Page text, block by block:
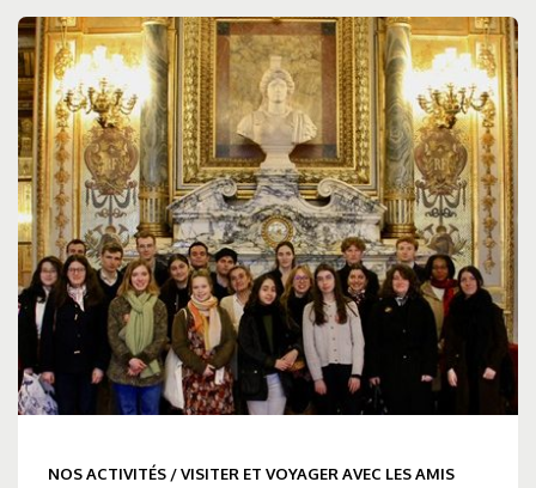
NOS ACTIVITÉS /VISITER ET VOYAGER AVEC LES AMIS